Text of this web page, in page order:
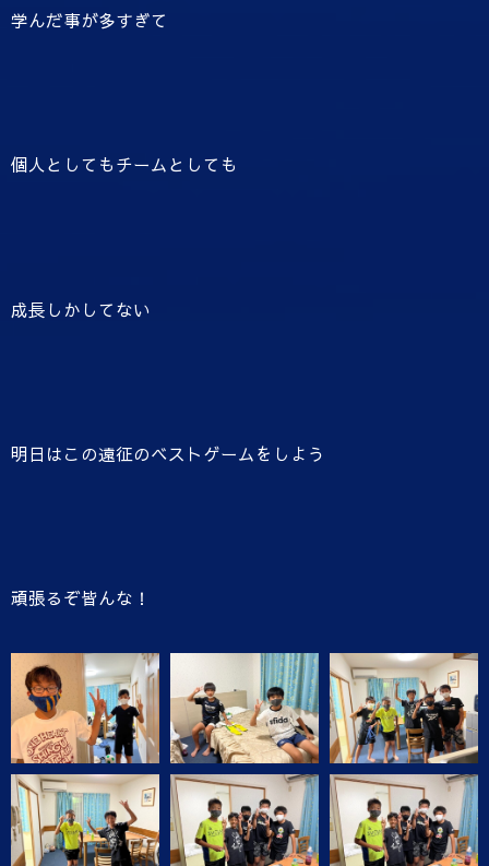
学んだ事が多すぎて
個人としてもチームとしても
成長しかしてない
明日はこの遠征のベストゲームをしよう
頑張るぞ皆んな！